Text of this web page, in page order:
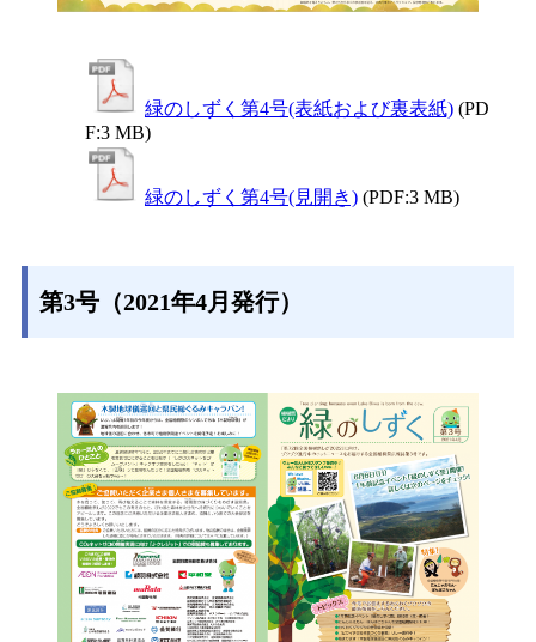
緑のしずく第4号(表紙および裏表紙) (PD
F:3 MB)
緑のしずく第4号(見開き) (PDF:3 MB)
第3号（2021年4月発行）